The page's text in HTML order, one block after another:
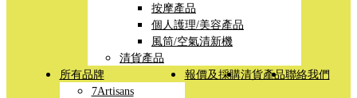
按摩產品
個人護理/美容產品
風筒/空氣清新機
清貨產品
所有品牌
7Artisans
報價及採購清貨產品聯絡我們